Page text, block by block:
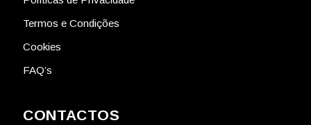
Termos e Condições
Cookies
FAQ’s
CONTACTOS